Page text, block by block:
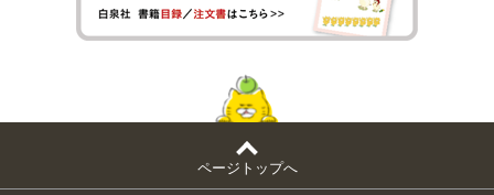
ページトップへ